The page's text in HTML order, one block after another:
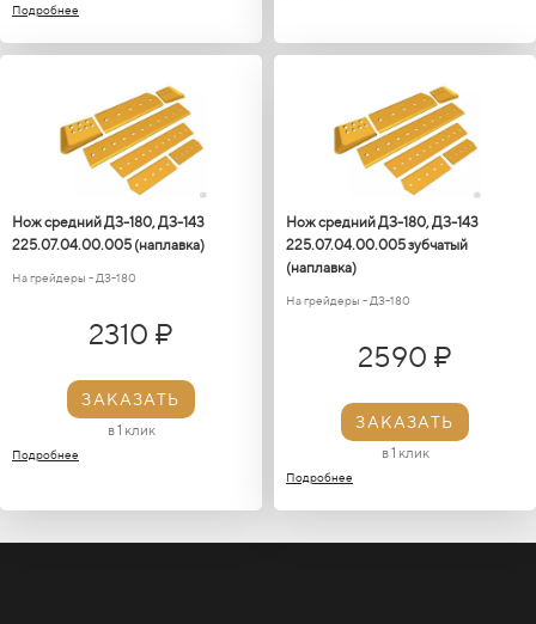
Подробнее
Нож средний ДЗ-180, ДЗ-143
225.07.04.00.005 (наплавка)
На грейдеры - ДЗ-180
2310 ₽
ЗАКАЗАТЬ
в 1 клик
Подробнее
Нож средний ДЗ-180, ДЗ-143
225.07.04.00.005 зубчатый
(наплавка)
На грейдеры - ДЗ-180
2590 ₽
ЗАКАЗАТЬ
в 1 клик
Подробнее